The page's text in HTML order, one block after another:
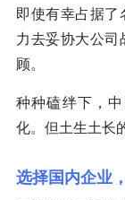
即使有幸占据了
力去妥协大公司
顾。
种种磕绊下，
化。但土生土长
选择国内企业